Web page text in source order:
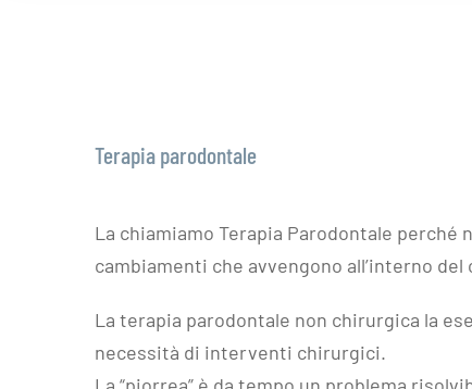
Terapia parodontale
La chiamiamo Terapia Parodontale
cambiamenti che avvengono all’interno
La terapia parodontale non chirurgica la
necessità di interventi chirurgici.